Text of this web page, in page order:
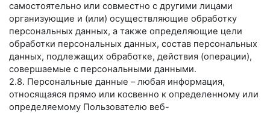
самостоятельно или совместно с другими лицами
организующие и (или) осуществляющие обработку
персональных данных, а также определяющие цели
обработки персональных данных, состав персональных
данных, подлежащих обработке, действия (операции),
совершаемые с персональными данными.
2.8. Персональные данные – любая информация,
относящаяся прямо или косвенно к определенному или
определяемому Пользователю веб-